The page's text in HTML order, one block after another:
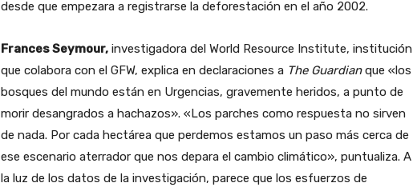
desde que empezara a registrarse la deforestación en el año 2002.
Frances Seymour,investigadora del World Resource Institute, institución
que colabora con el GFW, explica en declaraciones aThe Guardianque «los
bosques del mundo están en Urgencias, gravemente heridos, a punto de
morir desangrados a hachazos». «Los parches como respuesta no sirven
de nada. Por cada hectárea que perdemos estamos un paso más cerca de
ese escenario aterrador que nos depara el cambio climático», puntualiza. A
la luz de los datos de la investigación, parece que los esfuerzos de